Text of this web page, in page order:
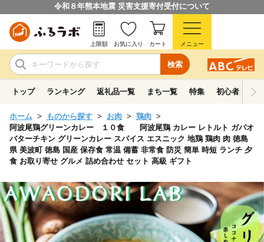
令和８年熊本地震 災害支援寄付受付について
検索
上限額 お気に入り カート メニュー
トップ ランキング 返礼品一覧 まち一覧 特集 初心者ガイド
ホーム ものから探す お肉
鶏肉
阿波尾鶏グリーンカレー １０食 阿波尾鶏 カレー レトルト ガパオ
バターチキン グリーンカレー スパイス エスニック 地鶏 鶏肉 肉 徳島
県 美波町 徳島 国産 保存食 常温 備蓄 非常食 防災 簡単 時短 ランチ 夕
食 お取り寄せ グルメ 詰め合わせ セット 高級 ギフト